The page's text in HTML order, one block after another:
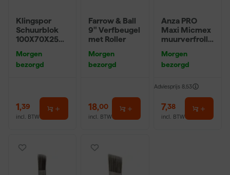
Klingspor
Schuurblok
100X70X25m
P220
Morgen
bezorgd
1,39
incl. BTW
Farrow & Ball
9" Verfbeugel
met Roller
Morgen
bezorgd
18,00
incl. BTW
Anza PRO
Maxi Micmex
muurverfrolle
Morgen
bezorgd
Adviesprijs 8,53
7,38
incl. BTW